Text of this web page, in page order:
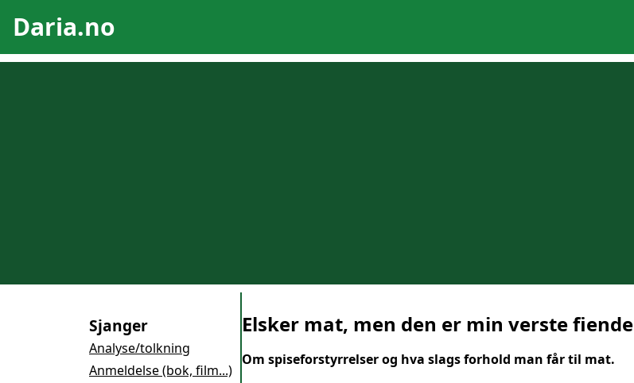
Daria.no
Sjanger
Analyse/tolkning
Anmeldelse (bok, film...)
Elsker mat, men den er min verste fiende
Om spiseforstyrrelser og hva slags forhold man får til mat.